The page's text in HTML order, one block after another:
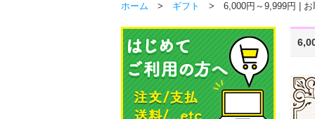
ホーム > ギフト > 6,000円～9,999円 | お